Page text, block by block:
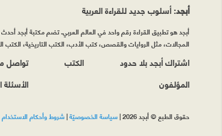
أبجد: أسلوب جديد للقراءة العربية
أبجد هو تطبيق القراءة رقم واحد في العالم العربي. تضم مكتبة أبجد
المجالات، مثل الروايات والقصص، كتب الأدب، الكتب التاريخية، الكتب
اشتراك أبجد بلا حدود
المؤلفون
الكتب
تواصل
الأسئلة
حقوق الطبع © أبجد 2026 |سياسة الخصوصيّة|شروط وأحكام الاستخدام